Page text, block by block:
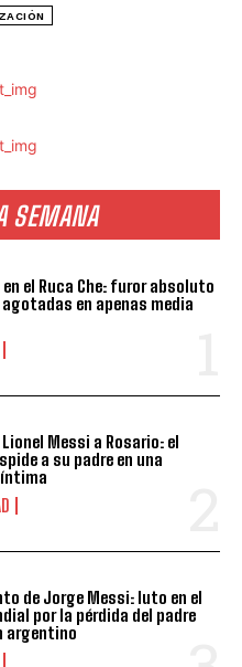
SEMANA
en el Ruca Che: furor absoluto
en apenas media
Messi a Rosario: el
a su padre en una
de Jorge Messi: luto en el
por la pérdida del padre
argentino